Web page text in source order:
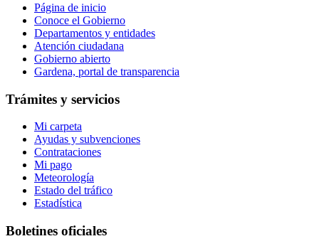
Página de inicio
Conoce el Gobierno
Departamentos y entidades
Atención ciudadana
Gobierno abierto
Gardena, portal de transparencia
Trámites y servicios
Mi carpeta
Ayudas y subvenciones
Contrataciones
Mi pago
Meteorología
Estado del tráfico
Estadística
Boletines oficiales